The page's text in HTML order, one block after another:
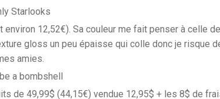
12,52€). Sa couleur me fait penser à celle
gloss un peu épaisse qui colle donc je risque
amies.
de 49,99$ (44,15€) vendue 12,95$ + les 8$ de